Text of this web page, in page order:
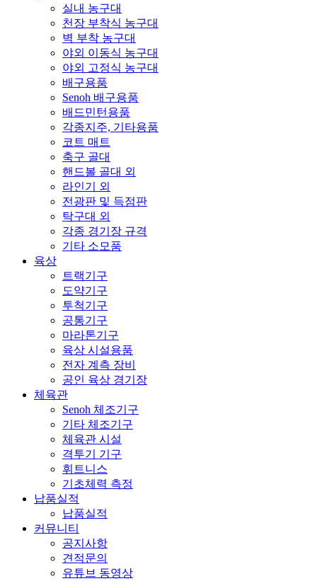
실내 농구대
천장 부착식 농구대
벽 부착 농구대
야외 이동식 농구대
야외 고정식 농구대
배구용품
Senoh 배구용품
배드민턴용품
각종지주, 기타용품
코트 매트
축구 골대
핸드볼 골대 외
라인기 외
전광판 및 득점판
탁구대 외
각종 경기장 규격
기타 소모품
육상
트랙기구
도약기구
투척기구
공통기구
마라톤기구
육상 시설용품
전자 계측 장비
공인 육상 경기장
체육관
Senoh 체조기구
기타 체조기구
체육관 시설
격투기 기구
휘트니스
기초체력 측정
납품실적
납품실적
커뮤니티
공지사항
견적문의
유튜브 동영상